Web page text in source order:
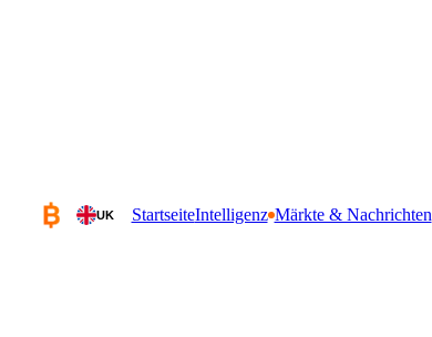
UK StartseiteIntelligenz Märkte & Nachrichten